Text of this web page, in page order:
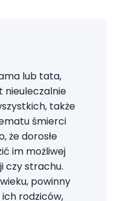
lub tata,
nieuleczalnie
także
śmierci
że dorosłe
im możliwej
czy strachu.
powinny
rodziców,